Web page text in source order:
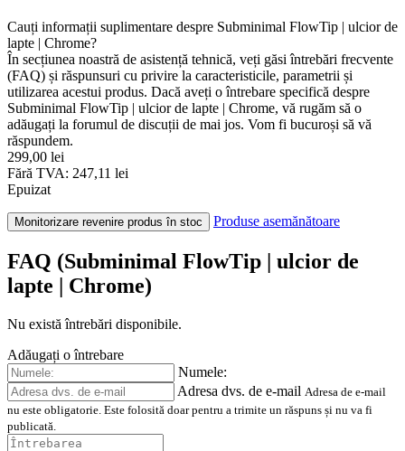
Cauți informații suplimentare despre Subminimal FlowTip | ulcior de
lapte | Chrome?
În secțiunea noastră de asistență tehnică, veți găsi întrebări frecvente
(FAQ) și răspunsuri cu privire la caracteristicile, parametrii și
utilizarea acestui produs. Dacă aveți o întrebare specifică despre
Subminimal FlowTip | ulcior de lapte | Chrome, vă rugăm să o
adăugați la forumul de discuții de mai jos. Vom fi bucuroși să vă
răspundem.
299,00 lei
Fără TVA: 247,11 lei
Epuizat
Monitorizare revenire produs în stoc Produse asemănătoare
FAQ (Subminimal FlowTip | ulcior de
lapte | Chrome)
Nu există întrebări disponibile.
Adăugați o întrebare
Numele:
Adresa dvs. de e-mail Adresa de e-mail
nu este obligatorie. Este folosită doar pentru a trimite un răspuns și nu va fi
publicată.